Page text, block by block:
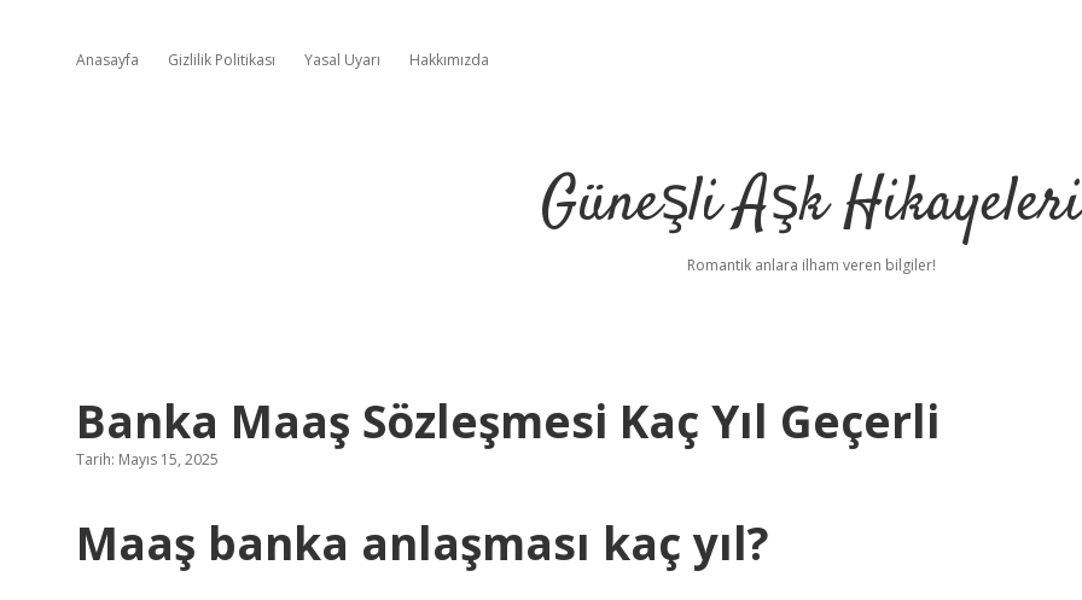
Anasayfa Gizlilik Politikası Yasal Uyarı Hakkımızda
Güneşli Aşk Hikayeleri
Romantik anlara ilham veren bilgiler!
Banka Maaş Sözleşmesi Kaç Yıl Geçerli
Tarih: Mayıs 15, 2025
Maaş banka anlaşması kaç yıl?